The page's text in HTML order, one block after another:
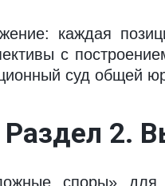
каждая
с
суд общей
Раздел 2.
споры» для